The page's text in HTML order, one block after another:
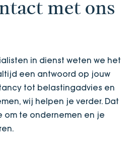
met ons
in dienst weten we het
een antwoord op jouw
tot belastingadvies en
wij helpen je verder. Dat
om te ondernemen en je